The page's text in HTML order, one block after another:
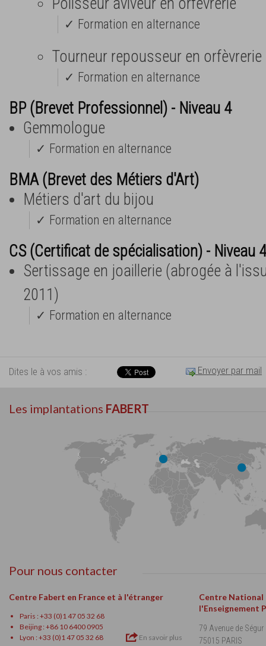
✓ Formation en alternance
Tourneur repousseur en orfèvrerie
✓ Formation en alternance
BP (Brevet Professionnel) - Niveau 4
Gemmologue
✓ Formation en alternance
BMA (Brevet des Métiers d'Art)
Métiers d'art du bijou
✓ Formation en alternance
CS (Certificat de spécialisation) - Niveau 4
Sertissage en joaillerie (abrogée à
2011)
✓ Formation en alternance
Dites le à vos amis : Envoyer par mail
Les implantations FABERT
Pour nous contacter
Centre Fabert en France et à l'étranger
Paris : +33 (0)1 47 05 32 68
Beijing : +86 10 6400 0905
Lyon : +33 (0)1 47 05 32 68
En savoir plus
Centre National
l'Enseignement
79 Avenue de Ségur
75015 PARIS